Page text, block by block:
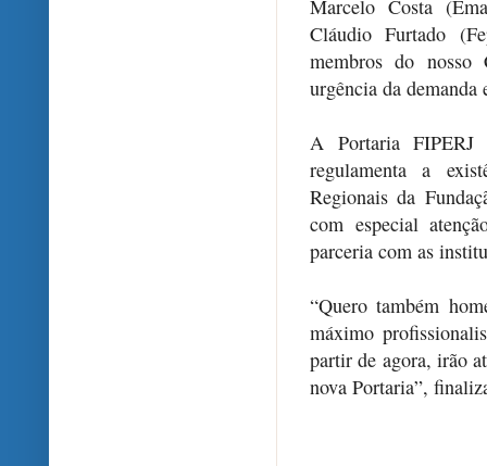
Marcelo Costa
Cláudio Furtado
membros do nosso
urgência da demanda
A Portaria
regulamenta a
Regionais da
com especial
parceria com as
“Quero também
máximo
partir de agora, irão
nova Portaria”,